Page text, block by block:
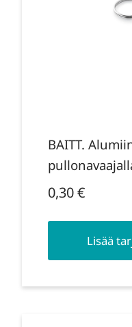
BAITT.
0,30€
Lisää